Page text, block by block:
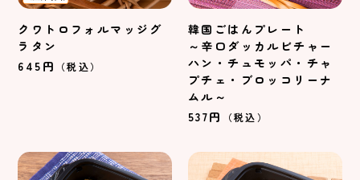
クワトロフォルマッジグ
ラタン
645円
（税込）
韓国ごはんプレート
～辛口ダッカルビチャー
ハン・チュモッパ・チャ
プチェ・ ブロッコリーナ
ムル～
537円
（税込）